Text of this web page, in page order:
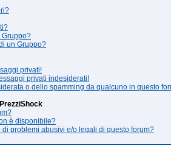
Gruppo?
un Gruppo?
privati!
privati indesiderati!
o dello spamming da qualcuno in questo
è disponibile?
problemi abusivi e/o legali di questo forum?